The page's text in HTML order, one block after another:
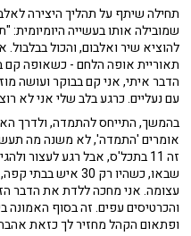
תחילה שיתף על תהליך היצירה
שמובילה אותו בעשייה
להוציא שיר ואלבום, והכול
תאוריית אופה הלחם - כשאופה קם
הדבר איתי, אני קם בבוקר ועושה
עם נעליים. כרגע בלב שלי אני לא
בהמשך, התייחס להתמדה, ולדרך
אומרים 'התמדה', לא משנה מה
זה 11 בתכל'ס, אבל רגע לעצור
עצומה. אני מחכה ללדת את הדבר
והכרטיסים עפים. זה בסוף
ופתאום הקהל מחזיר לך כזאת